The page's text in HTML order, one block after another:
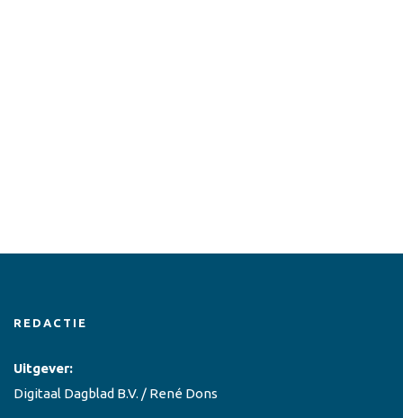
REDACTIE
Uitgever:
Digitaal Dagblad B.V. / René Dons